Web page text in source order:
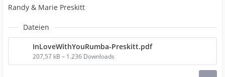
Randy & Marie Preskitt
Dateien
InLoveWithYouRumba-Preskitt.pdf
207,57 kB – 1.236 Downloads